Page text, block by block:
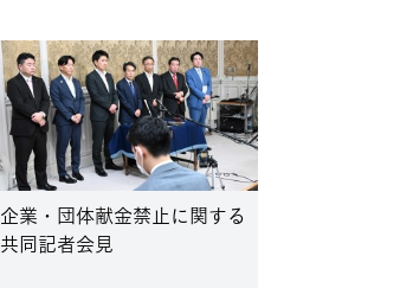
企業・団体献金禁止に関する
共同記者会見